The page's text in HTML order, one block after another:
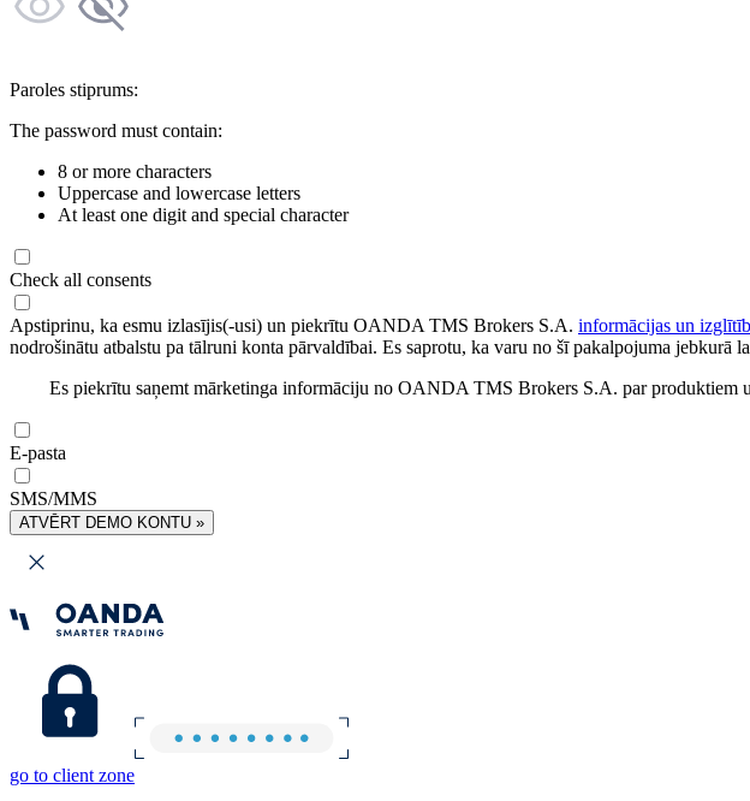
Paroles stiprums:
The password must contain:
8 or more characters
Uppercase and lowercase letters
At least one digit and special character
Check all consents
Apstiprinu, ka esmu izlasījis(-usi) un piekrītu OANDA TMS Brokers S.A. informācijas un
nodrošinātu atbalstu pa tālruni konta pārvaldībai. Es saprotu, ka varu no šī pakalpojuma jebkurā
Es piekrītu saņemt mārketinga informāciju no OANDA TMS Brokers S.A. par
E-pasta
SMS/MMS
ATVĒRT DEMO KONTU »
go to client zone